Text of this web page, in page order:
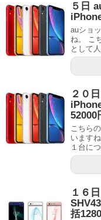
５日
auショ
ね。 こ
として
２０
52000
こちら
います
１台に
１６
括